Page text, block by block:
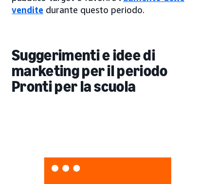
vendite durante questo periodo.
Suggerimenti e idee di
marketing per il periodo
Pronti per la scuola